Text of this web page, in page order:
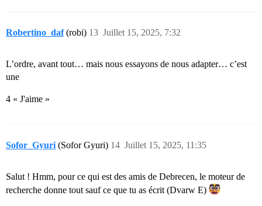
Robertino_daf (robi) Juillet 15, 2025, 7:32
13
L’ordre, avant tout… mais nous essayons de nous adapter… c’est
une
4 « J'aime »
Sofor_Gyuri (Sofor Gyuri) Juillet 15, 2025, 11:35
14
Salut ! Hmm, pour ce qui est des amis de Debrecen, le moteur de
recherche donne tout sauf ce que tu as écrit (Dvarw E)